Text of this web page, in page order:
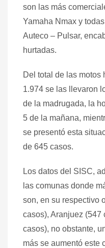
son las más
Yamaha Nmax y
Auteco – Pulsar,
hurtadas.
Del total de las motos
1.974 se las llevaron
de la madrugada, la
5 de la mañana,
se presentó esta
de 645 casos.
Los datos del SISC,
las comunas donde
son, en su respectivo
casos), Aranjuez (547
casos), no obstante,
más se aumentó este